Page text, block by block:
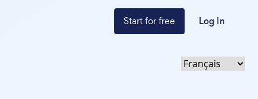
Start for free Log In